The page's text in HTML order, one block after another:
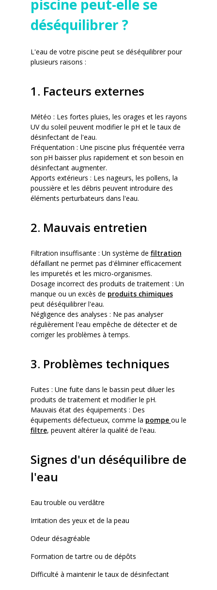
piscine peut-elle se
déséquilibrer ?
L'eau de votre piscine peut se déséquilibrer pour
plusieurs raisons :
1. Facteurs externes
Météo : Les fortes pluies, les orages et les rayons
UV du soleil peuvent modifier le pH et le taux de
désinfectant de l'eau.
Fréquentation : Une piscine plus fréquentée verra
son pH baisser plus rapidement et son besoin en
désinfectant augmenter.
Apports extérieurs : Les nageurs, les pollens, la
poussière et les débris peuvent introduire des
éléments perturbateurs dans l'eau.
2. Mauvais entretien
Filtration insuffisante : Un système de filtration
défaillant ne permet pas d'éliminer efficacement
les impuretés et les micro-organismes.
Dosage incorrect des produits de traitement : Un
manque ou un excès de produits chimiques
peut déséquilibrer l'eau.
Négligence des analyses : Ne pas analyser
régulièrement l'eau empêche de détecter et de
corriger les problèmes à temps.
3. Problèmes techniques
Fuites : Une fuite dans le bassin peut diluer les
produits de traitement et modifier le pH.
Mauvais état des équipements : Des
équipements défectueux, comme la pompe ou le
filtre, peuvent altérer la qualité de l'eau.
Signes d'un déséquilibre de
l'eau
Eau trouble ou verdâtre
Irritation des yeux et de la peau
Odeur désagréable
Formation de tartre ou de dépôts
Difficulté à maintenir le taux de désinfectant